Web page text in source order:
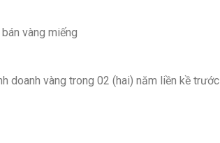
vàng miếng
doanh vàng trong 02 (hai) năm liền kề trước